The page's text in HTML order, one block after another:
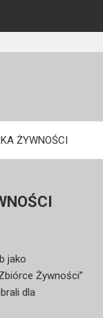
ŻYWNOŚCI
jako
Żywności”
dla